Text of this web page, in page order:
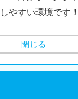
やすい環境です！
閉じる